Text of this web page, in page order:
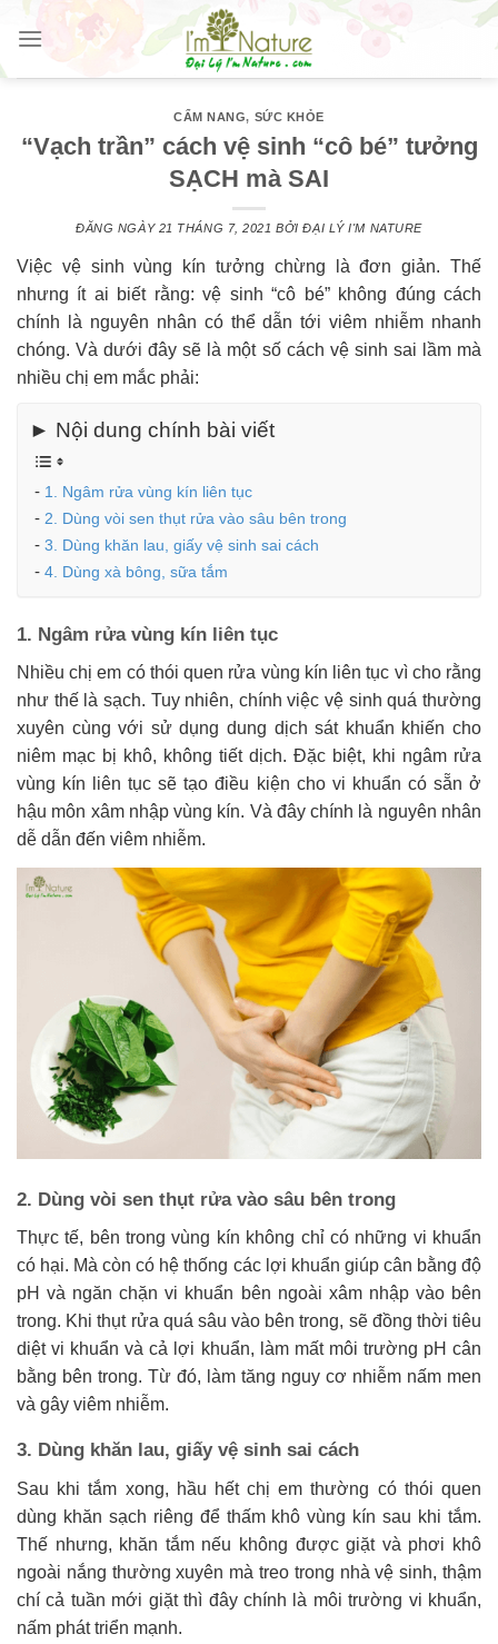
Skip
content
CẨM NANG, SỨC KHỎE
“Vạch trần” cách vệ sinh “cô bé” tưởng
SẠCH mà SAI
ĐĂNG NGÀY 21 THÁNG 7, 2021 BỞIĐẠI LÝ I'M NATURE
Việc vệ sinh vùng kín tưởng chừng là đơn giản. Thế
nhưng ít ai biết rằng: vệ sinh “cô bé” không đúng cách
chính là nguyên nhân có thể dẫn tới viêm nhiễm nhanh
chóng. Và dưới đây sẽ là một số cách vệ sinh sai lầm mà
nhiều chị em mắc phải:
► Nội dung chính bài viết
1. Ngâm rửa vùng kín liên tục
2. Dùng vòi sen thụt rửa vào sâu bên trong
3. Dùng khăn lau, giấy vệ sinh sai cách
4. Dùng xà bông, sữa tắm
1. Ngâm rửa vùng kín liên tục
Nhiều chị em có thói quen rửa vùng kín liên tục vì cho rằng
như thế là sạch. Tuy nhiên, chính việc vệ sinh quá thường
xuyên cùng với sử dụng dung dịch sát khuẩn khiến cho
niêm mạc bị khô, không tiết dịch. Đặc biệt, khi ngâm rửa
vùng kín liên tục sẽ tạo điều kiện cho vi khuẩn có sẵn ở
hậu môn xâm nhập vùng kín. Và đây chính là nguyên nhân
dễ dẫn đến viêm nhiễm.
2. Dùng vòi sen thụt rửa vào sâu bên trong
Thực tế, bên trong vùng kín không chỉ có những vi khuẩn
có hại. Mà còn có hệ thống các lợi khuẩn giúp cân bằng độ
pH và ngăn chặn vi khuẩn bên ngoài xâm nhập vào bên
trong. Khi thụt rửa quá sâu vào bên trong, sẽ đồng thời tiêu
diệt vi khuẩn và cả lợi khuẩn, làm mất môi trường pH cân
bằng bên trong. Từ đó, làm tăng nguy cơ nhiễm nấm men
và gây viêm nhiễm.
3. Dùng khăn lau, giấy vệ sinh sai cách
Sau khi tắm xong, hầu hết chị em thường có thói quen
dùng khăn sạch riêng để thấm khô vùng kín sau khi tắm.
Thế nhưng, khăn tắm nếu không được giặt và phơi khô
ngoài nắng thường xuyên mà treo trong nhà vệ sinh, thậm
chí cả tuần mới giặt thì đây chính là môi trường vi khuẩn,
nấm phát triển mạnh.